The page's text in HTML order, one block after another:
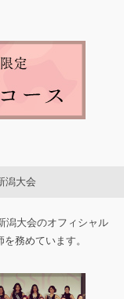
潟大会
潟大会のオフィシャル
務めています。